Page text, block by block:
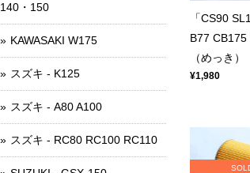
「CS90
B77
（めっき
¥1,980
140・150
KAWASAKI W175
スズキ - K125
スズキ - A80 A100
スズキ - RC80 RC100 RC110